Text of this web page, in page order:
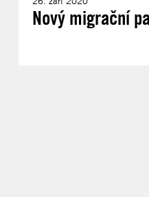
Nový migrační